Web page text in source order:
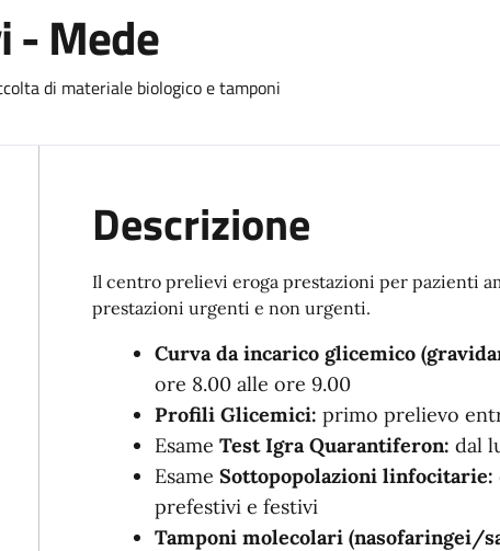
- Mede
di materiale biologico e tamponi
Descrizione
Il centro prelievi eroga prestazioni per pazienti
prestazioni urgenti e non urgenti.
Curva da incarico glicemico
ore 8.00 alle ore 9.00
Profili Glicemici: primo prelievo
Esame Test Igra Quarantiferon: dal
Esame Sottopopolazioni linfocitarie:
prefestivi e festivi
Tamponi molecolari (nasofaringei/